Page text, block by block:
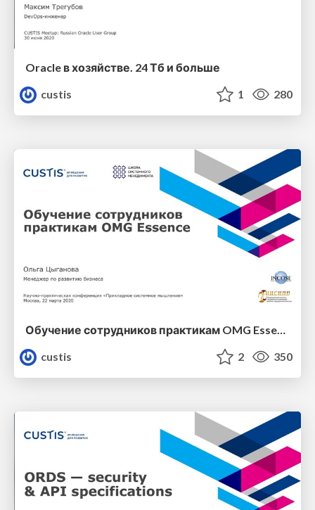
Oracle в хозяйстве. 24 Тб и больше
custis
1 280
Обучение сотрудников практикам OMG Essence
custis
2 350